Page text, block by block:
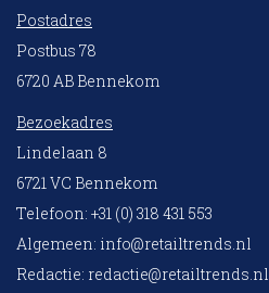
Postadres
Postbus 78
6720 AB Bennekom
Bezoekadres
Lindelaan 8
6721 VC Bennekom
Telefoon: +31 (0) 318 431 553
Algemeen: info@retailtrends.nl
Redactie: redactie@retailtrends.nl